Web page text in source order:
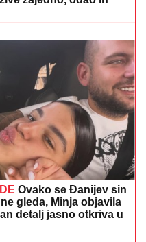
U MIŠIĆIMA, skinula se
Skroz joj
napravile dar-mar
U OBLIKU SRCA,
Dragan Stanković
slavi rođendan nove
zajedno, odao ih